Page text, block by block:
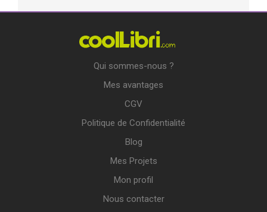
Qui sommes-nous ?
Mes avantages
CGV
Politique de Confidentialité
Blog
Mes Projets
Mon profil
Nous contacter